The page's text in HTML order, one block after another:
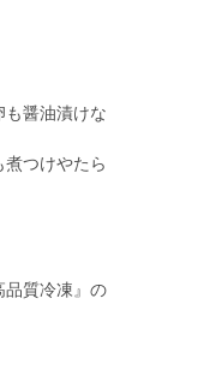
醤油漬けな
つけやたら
品質冷凍』の